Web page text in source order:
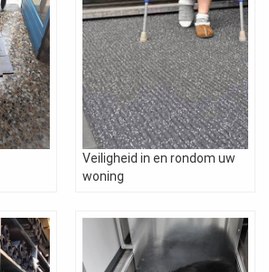
Veiligheid in en rondom uw
woning